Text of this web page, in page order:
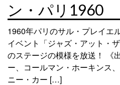
ン・パリ1960
1960年パリのサル・プレイエ
イベント「ジャズ・アット・
のステージの模様を放送！ 《
ー、コールマン・ホーキンス
ニー・カー […]